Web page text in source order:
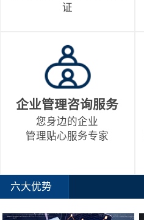
证
企业管理咨询服务
您身边的企业
管理贴心服务专家
六大优势